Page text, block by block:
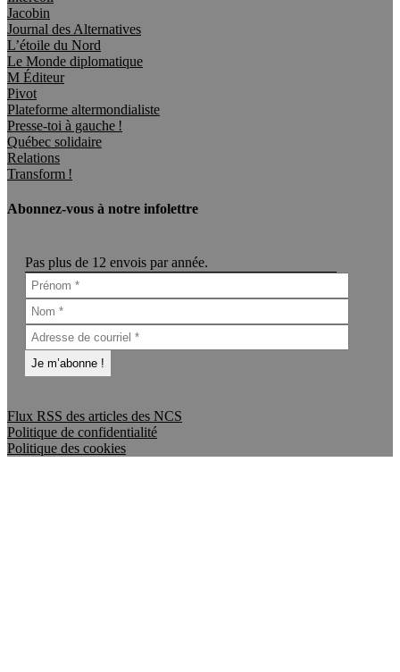
Jacobin
Journal des Alternatives
L’étoile du Nord
Le Monde diplomatique
M Éditeur
Pivot
Plateforme altermondialiste
Presse-toi à gauche !
Québec solidaire
Relations
Transform !
Abonnez-vous à notre infolettre
Pas plus de 12 envois par année.
Flux RSS des articles des NCS
Politique de confidentialité
Politique des cookies